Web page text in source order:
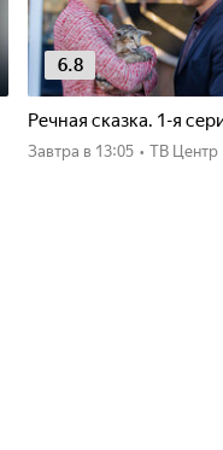
6.8
Речная сказка. 1-я
Завтра в 13:05 • ТВ Центр